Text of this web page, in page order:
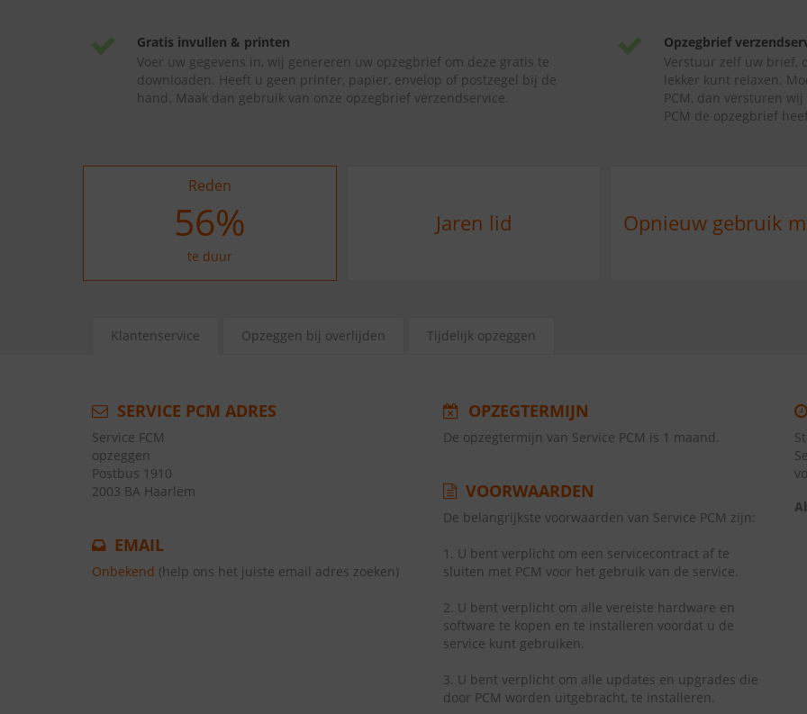
Gratis invullen & printen
Voer uw gegevens in, wij genereren uw opzegbrief om deze gratis te
downloaden. Heeft u geen printer, papier, envelop of postzegel bij de
hand. Maak dan gebruik van onze opzegbrief verzendservice.
Opzegbrief
Verstuur zelf uw brief,
lekker kunt relaxen.
PCM, dan versturen
PCM de opzegbrief
Reden
62%
te duur
Jaren lid Opnieuw gebruik
Klantenservice Opzeggen bij overlijden Tijdelijk opzeggen
SERVICE PCM ADRES
Service FCM
opzeggen
Postbus 1910
2003 BA Haarlem
EMAIL
Onbekend (help ons het juiste email adres zoeken)
OPZEGTERMIJN
De opzegtermijn van Service PCM is 1 maand.
VOORWAARDEN
De belangrijkste voorwaarden van Service PCM zijn:
1. U bent verplicht om een servicecontract af te
sluiten met PCM voor het gebruik van de service.
2. U bent verplicht om alle vereiste hardware en
software te kopen en te installeren voordat u de
service kunt gebruiken.
3. U bent verplicht om alle updates en upgrades die
door PCM worden uitgebracht, te installeren.